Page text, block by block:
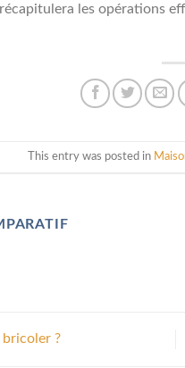
les opérations
This entry was posted in
bricoler ?